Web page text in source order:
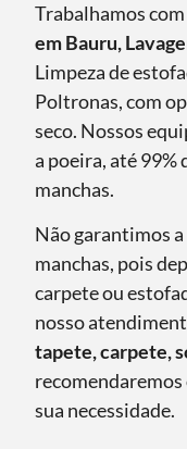
Trabalhamos
em Bauru,
Limpeza de
Poltronas, com
seco. Nossos
a poeira, até 99%
manchas.
Não garantimos
manchas, pois
carpete ou
nosso
tapete, carpete,
sua necessidade.